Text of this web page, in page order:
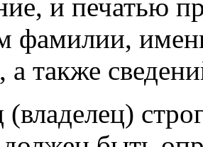
и печатью
фамилии,
а также
(владелец)